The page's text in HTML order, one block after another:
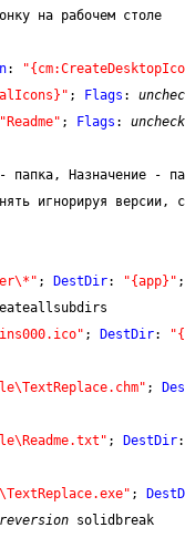
на рабочем столе
:
; Flags :
"Readme" ; Flags :
папка, Назначение -
игнорируя версии,
; DestDir: "{app}"
; DestDir:
;
; DestDir
;
solidbreak